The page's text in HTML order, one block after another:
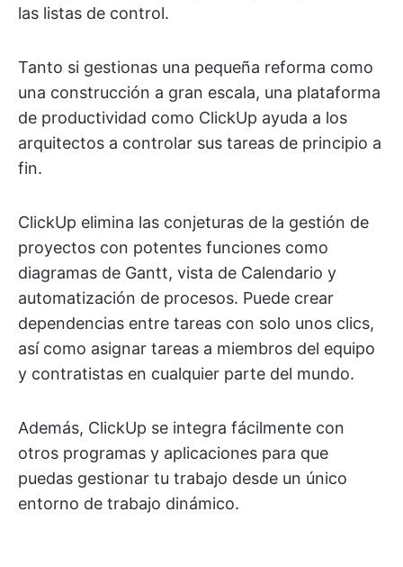
las listas de control.
Tanto si gestionas una pequeña reforma como
una construcción a gran escala, una plataforma
de productividad como ClickUp ayuda a los
arquitectos a controlar sus tareas de principio a
fin.
ClickUp elimina las conjeturas de la gestión de
proyectos con potentes funciones como
diagramas de Gantt, vista de Calendario y
automatización de procesos. Puede crear
dependencias entre tareas con solo unos clics,
así como asignar tareas a miembros del equipo
y contratistas en cualquier parte del mundo.
Además, ClickUp se integra fácilmente con
otros programas y aplicaciones para que
puedas gestionar tu trabajo desde un único
entorno de trabajo dinámico.